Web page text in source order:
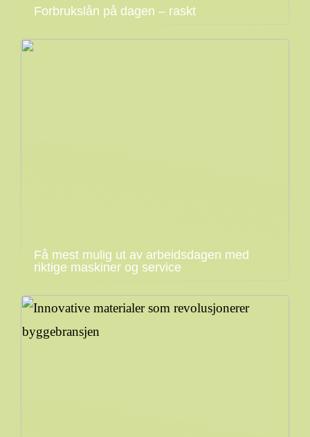
Forbrukslån på dagen – raskt
Få mest mulig ut av arbeidsdagen med
riktige maskiner og service